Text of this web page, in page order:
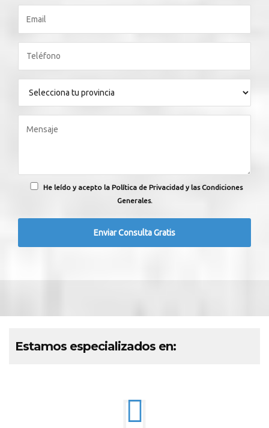
He leído y acepto la Política de Privacidad y las Condiciones
Generales.
Estamos especializados en: